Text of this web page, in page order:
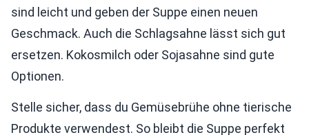
sind leicht und geben der Suppe einen neuen
Geschmack. Auch die Schlagsahne lässt sich gut
ersetzen. Kokosmilch oder Sojasahne sind gute
Optionen.
Stelle sicher, dass du Gemüsebrühe ohne tierische
Produkte verwendest. So bleibt die Suppe perfekt